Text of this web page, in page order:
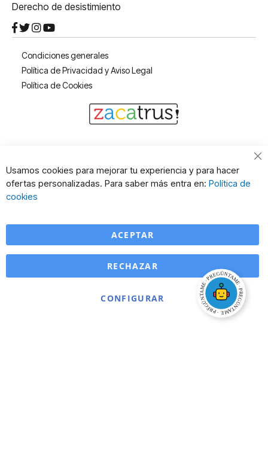
Derecho de desistimiento
Condiciones generales
Política de Privacidad y Aviso Legal
Política de Cookies
Usamos cookies para mejorar tu experiencia y para hacer
ofertas personalizadas. Para saber más entra en: Política de
cookies
ACEPTAR
CONFIGURAR
RECHAZAR